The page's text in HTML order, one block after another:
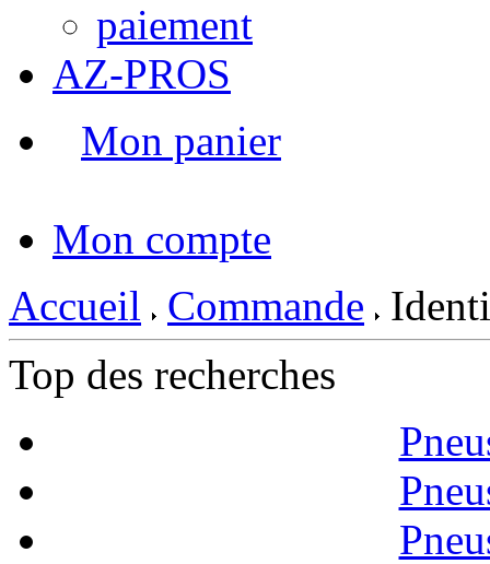
paiement
AZ-PROS
Mon panier
Mon compte
Accueil
Commande
Top des recherches